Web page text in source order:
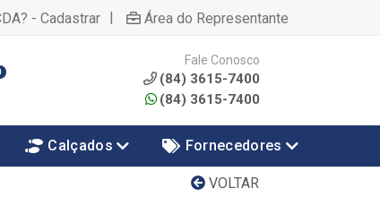
- Cadastrar | Área do Representante
Fale Conosco
(84) 3615-7400
(84) 3615-7400
Calçados Fornecedores
VOLTAR